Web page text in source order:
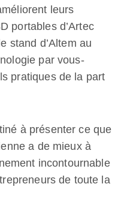
leurs
portables d’Artec
stand d’Altem au
par vous-
pratiques de la part
à présenter ce que
a de mieux à
incontournable
de toute la